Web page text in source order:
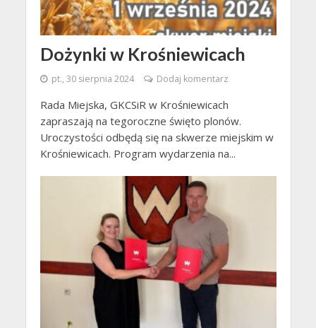
Dożynki w Krośniewicach
pt., 30 sierpnia 2024 Dodaj komentarz
Rada Miejska, GKCSiR w Krośniewicach
zapraszają na tegoroczne święto plonów.
Uroczystości odbędą się na skwerze miejskim w
Krośniewicach. Program wydarzenia na...